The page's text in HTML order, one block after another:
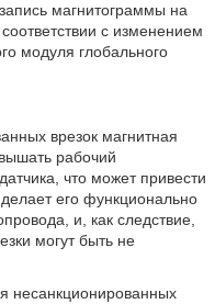
магнитограммы на
с изменением
модуля глобального
врезок магнитная
рабочий
что может привести
делает его функционально
и, как следствие,
могут быть не
несанкционированных